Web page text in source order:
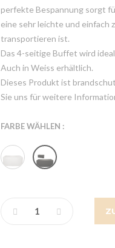
perfekte Bespannung sorgt
eine sehr leichte und einfach
transportieren ist.
Das 4-seitige Buffet wird
Auch in Weiss erhältlich.
Dieses Produkt ist
Sie uns für weitere
FARBE WÄHLEN :